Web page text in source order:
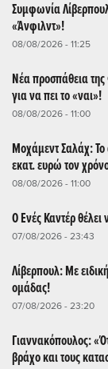
Συμφωνία
«Άνφιλντ»!
08/08/2026 - 11:25
Νέα προσπάθεια
για να πει το «ναι»!
08/08/2026 - 11:00
Μοχάμεντ Σαλάχ: Το
εκατ. ευρώ τον
08/08/2026 - 11:00
Ο Ενές Καντέρ
07/08/2026 - 23:43
Λίβερπουλ: Με
ομάδας!
07/08/2026 - 23:20
Γιαννακόπουλος:
βράχο και τους